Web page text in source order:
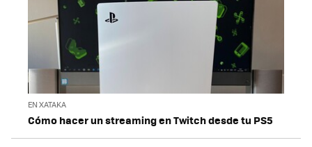
EN XATAKA
Cómo hacer un streaming en Twitch desde tu PS5